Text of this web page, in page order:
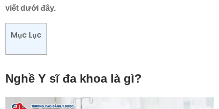
viết dưới đây.
Mục Lục
Nghề Y sĩ đa khoa là gì?